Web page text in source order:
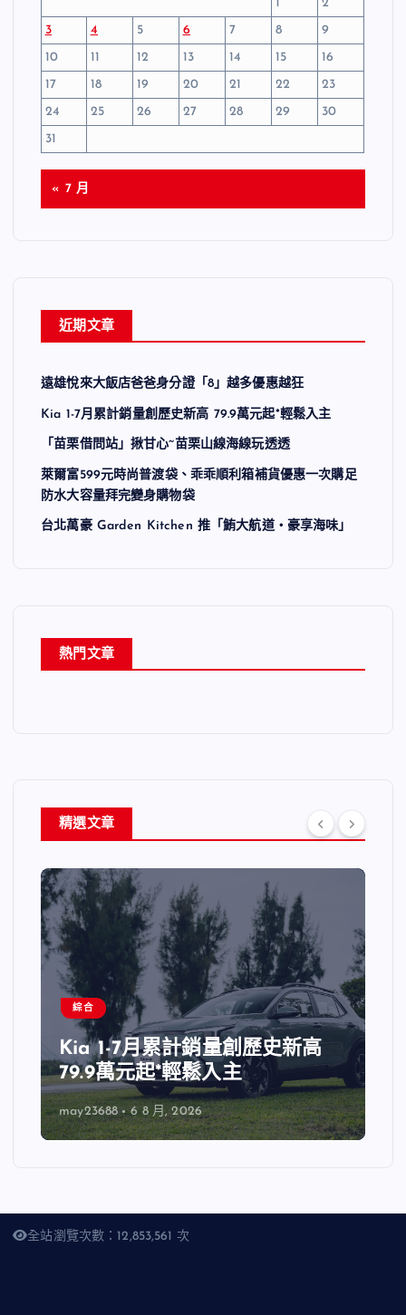
1
2
3
4 5 6 7 8
9
10
11 12 13 14 15
16
17
18 19 20 21 22
23
24
25 26 27 28 29
30
31
« 7 月
近期文章
遠雄悅來大飯店爸爸身分證「8」越多優惠越狂
Kia 1-7月累計銷量創歷史新高 79.9萬元起*輕鬆入主
「苗栗借問站」揪甘心~苗栗山線海線玩透透
萊爾富599元時尚普渡袋、乖乖順利箱補貨優惠一次購足
防水大容量拜完變身購物袋
台北萬豪 Garden Kitchen 推「鮪大航道・豪享海味」
熱門文章
精選文章
綜合
Kia 1-7月累計銷量創歷史新高
79.9萬元起*輕鬆入主
may23688 6 8 月, 2026
全站瀏覽次數：12,853,561 次